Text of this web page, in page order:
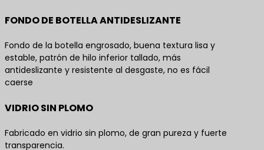
FONDO DE BOTELLA ANTIDESLIZANTE
Fondo de la botella engrosado, buena textura lisa y
estable, patrón de hilo inferior tallado, más
antideslizante y resistente al desgaste, no es fácil
caerse
VIDRIO SIN PLOMO
Fabricado en vidrio sin plomo, de gran pureza y fuerte
transparencia.